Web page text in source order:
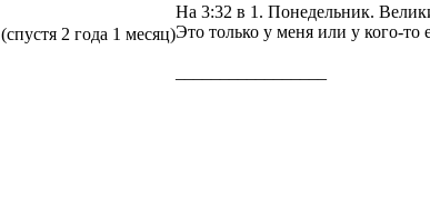
(спустя 2 года 1 месяц)
На 3:32 в 1. Понедельник.
Это только у меня или у кого-то